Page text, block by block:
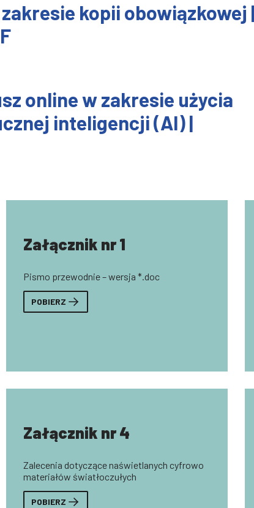
kopii obowiązkowej
online w zakresie użycia
inteligencji (AI) |
Załącznik nr 1
Pismo przewodnie – wersja *.doc
POBIERZ
Załącznik nr 4
Zalecenia dotyczące naświetlanych cyfrowo
materiałów światłoczułych
POBIERZ